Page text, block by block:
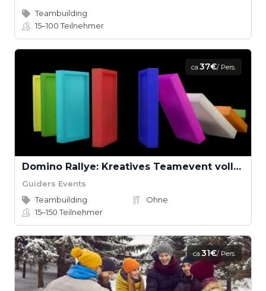
Teambuilding
15–100Teilnehmer
ca.37€/ Pers.
Domino Rallye: Kreatives Teamevent voller Spannung
Guiders Events
Teambuilding
Ohne
15–150Teilnehmer
ca.31€/ Pers.